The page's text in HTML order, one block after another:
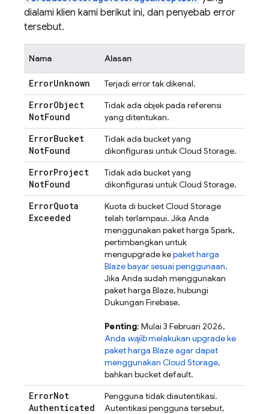
dialami klien kami berikut ini, dan penyebab error
tersebut.
Nama Alasan
ErrorUnknown Terjadi error tak dikenal.
ErrorObject
NotFound
Tidak ada objek pada referensi
yang ditentukan.
ErrorBucket
NotFound
Tidak ada bucket yang
dikonfigurasi untukCloud Storage.
ErrorProject
NotFound
Tidak ada bucket yang
dikonfigurasi untukCloud Storage.
ErrorQuota
Exceeded
Kuota di bucketCloud Storage
telah terlampaui. Jika Anda
menggunakan paket harga Spark,
pertimbangkan untuk
mengupgrade kepaket harga
Blaze bayar sesuai penggunaan.
Jika Anda sudah menggunakan
paket harga Blaze, hubungi
Dukungan Firebase.
Penting: Mulai 3 Februari 2026,
Anda wajibmelakukan upgrade ke
paket harga Blaze agar dapat
menggunakan Cloud Storage,
bahkan bucket default.
ErrorNot
Authenticated
Pengguna tidak diautentikasi.
Autentikasi pengguna tersebut,